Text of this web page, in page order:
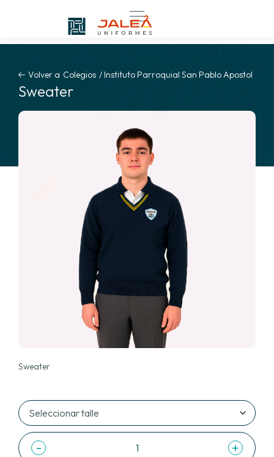
Volver a Colegios /Instituto Parroquial San Pablo Apostol
Sweater
Sweater
- +